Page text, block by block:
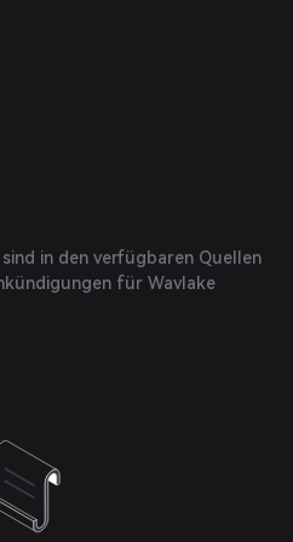
in den verfügbaren Quellen
für Wavlake